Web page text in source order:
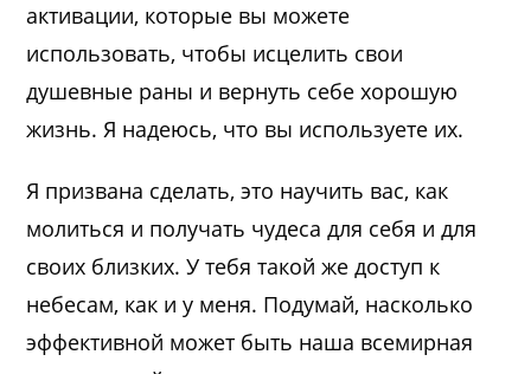
активации, которые вы можете
использовать, чтобы исцелить свои
душевные раны и вернуть себе хорошую
жизнь. Я надеюсь, что вы используете их.
Я призвана сделать, это научить вас, как
молиться и получать чудеса для себя и для
своих близких. У тебя такой же доступ к
небесам, как и у меня. Подумай, насколько
эффективной может быть наша всемирная